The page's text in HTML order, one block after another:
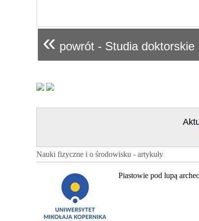
« powrót - Studia doktorskie
Nauki fizyczne i o środowisku - artykuły
Piastowie pod lupą